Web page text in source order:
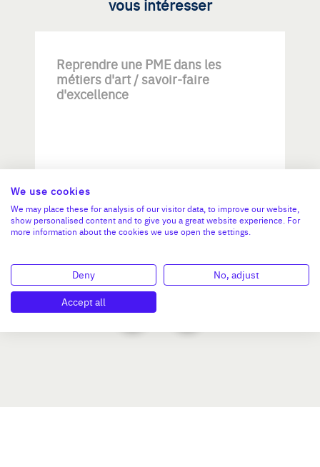
vous intéresser
Reprendre une PME dans les
métiers d'art / savoir-faire
d'excellence
Investissement max:
>2 M€ et <= 5 M€
N°47264
We use cookies
We may place these for analysis of our visitor data, to improve our website,
show personalised content and to give you a great website experience. For
more information about the cookies we use open the settings.
Deny
No, adjust
Accept all